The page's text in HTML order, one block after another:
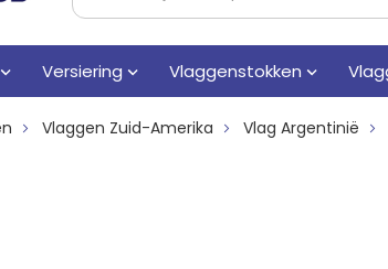
Versiering Vlaggenstokken
Vlaggen Zuid-Amerika Vlag Argentinië